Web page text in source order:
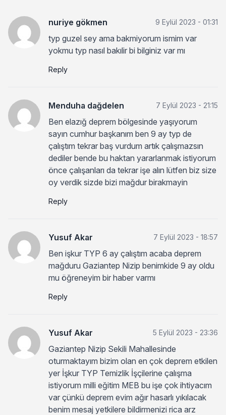
nuriye gökmen 9 Eylül 2023 - 01:31
typ guzel sey ama bakmiyorum ismim var
yokmu typ nasıl bakılir bi bilginiz var mı
Reply
Menduha dağdelen 7 Eylül 2023 - 21:15
Ben elazığ deprem bölgesinde yaşıyorum
sayın cumhur başkanım ben 9 ay typ de
çalıştım tekrar baş vurdum artık çalışmazsın
dediler bende bu haktan yararlanmak istiyorum
önce çalışanları da tekrar işe alın lütfen biz size
oy verdik sizde bizi mağdur birakmayin
Reply
Yusuf Akar 7 Eylül 2023 - 18:57
Ben işkur TYP 6 ay çalıştım acaba deprem
mağduru Gaziantep Nizip benimkide 9 ay oldu
mu öğreneyim bir haber varmı
Reply
Yusuf Akar 5 Eylül 2023 - 23:36
Gaziantep Nizip Sekili Mahallesinde
oturmaktayım bizim olan en çok deprem etkilen
yer İşkur TYP Temizlik İşçilerine çalışma
istiyorum milli eğitim MEB bu işe çok ihtiyacım
var çünkü deprem evim ağır hasarlı yıkılacak
benim mesaj yetkilere bildirmenizi rica arz